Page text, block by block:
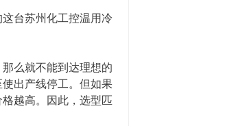
台苏州化工控温用冷
么就不能到达理想的
出产线停工。但如果
越高。因此，选型匹